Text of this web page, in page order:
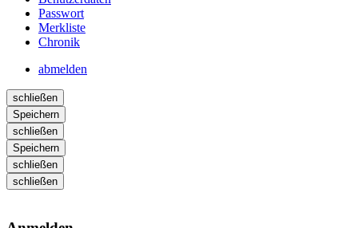
Passwort
Merkliste
Chronik
abmelden
schließen
Speichern
schließen
Speichern
schließen
schließen